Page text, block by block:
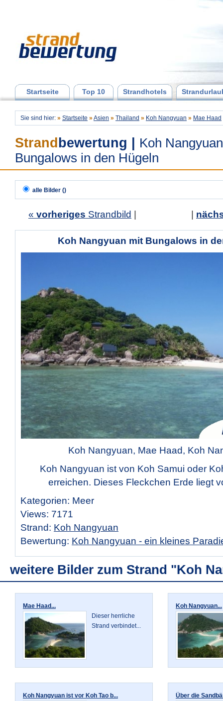
Startseite Top 10 Strandhotels
Sie sind hier: » Startseite » Asien » Thailand » Koh Nangyuan » Mae Haad
Strand bewertung
Koh
Bungalows in den Hügeln
alle Bilder ()
« vorheriges Strandbild
Koh Nangyuan mit Bungalows in
Koh Nangyuan, Mae Haad, Koh
Koh Nangyuan ist von Koh Samui oder
erreichen. Dieses Fleckchen Erde liegt
Kategorien: Meer
Views: 7171
Strand: Koh Nangyuan
Bewertung: Koh Nangyuan - ein kleines
weitere Bilder zum Strand "Koh
Mae Haad...
Dieser herrliche
Strand verbindet...
Koh Nangyuan...
Koh Nangyuan ist vor Koh Tao b...
Über die